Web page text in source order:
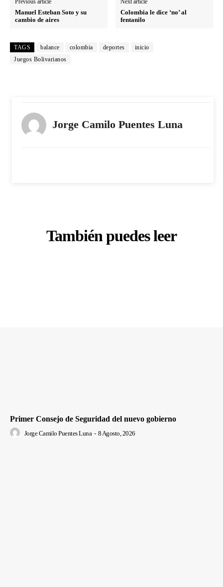
Manuel Esteban Soto y su
cambio de aires
Colombia le dice ‘no’ al
fentanilo
TAGS balance colombia deportes
inicio
Juegos Bolivarianos
Jorge Camilo Puentes Luna
También puedes leer
Primer Consejo de Seguridad del nuevo gobierno
Jorge Camilo Puentes Luna - 8 Agosto, 2026